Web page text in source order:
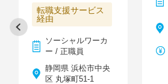
転職支援サービス
経由
ソーシャルワーカ
ー / 正職員
静岡県 浜松市中央
区 丸塚町51‐1